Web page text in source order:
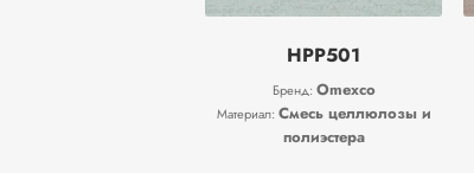
HPP501
Бренд: Omexco
Материал: Смесь целлюлозы и
полиэстера